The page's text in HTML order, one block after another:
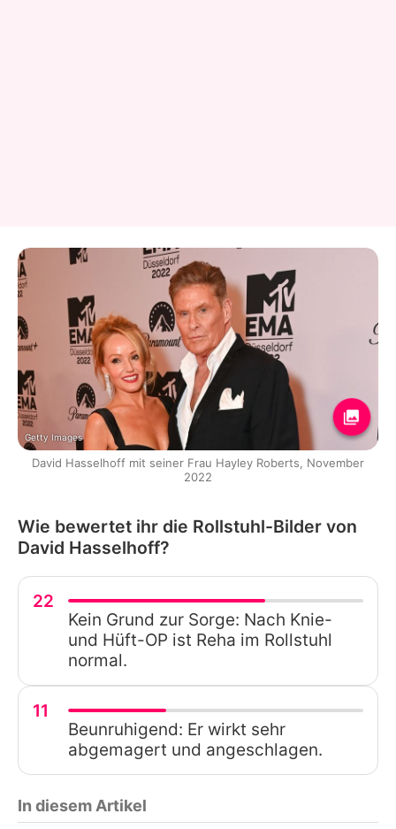
Getty Images
David Hasselhoff mit seiner Frau Hayley Roberts, November
2022
Wie bewertet ihr die Rollstuhl-Bilder von
David Hasselhoff?
22
Kein Grund zur Sorge: Nach Knie-
und Hüft-OP ist Reha im Rollstuhl
normal.
11
Beunruhigend: Er wirkt sehr
abgemagert und angeschlagen.
In diesem Artikel